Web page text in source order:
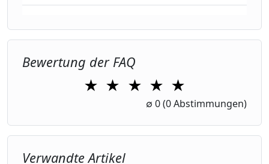
Bewertung der FAQ
★ ★
2 Stars
★
3 Stars
★
4 Stars
★
5 Stars
∅ 0(0 Abstimmungen)
Verwandte Artikel